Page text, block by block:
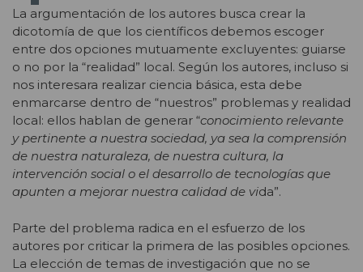
La argumentación de los autores busca crear la
dicotomía de que los científicos debemos escoger
entre dos opciones mutuamente excluyentes: guiarse
o no por la “realidad” local. Según los autores, incluso si
nos interesara realizar ciencia básica, esta debe
enmarcarse dentro de “nuestros” problemas y realidad
local: ellos hablan de generar “conocimiento relevante
y pertinente a nuestra sociedad, ya sea la comprensión
de nuestra naturaleza, de nuestra cultura, la
intervención social o el desarrollo de tecnologías que
apunten a mejorar nuestra calidad de vida”.
Parte del problema radica en el esfuerzo de los
autores por criticar la primera de las posibles opciones.
La elección de temas de investigación que no se